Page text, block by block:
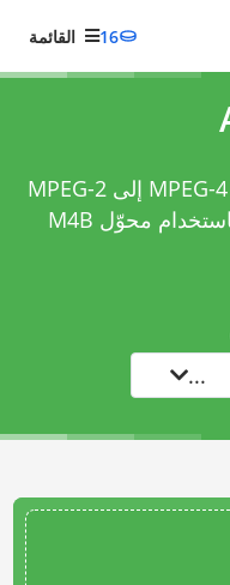
16 القائمة
حوّل ملفك من MPEG-4 Audio Book File إلى MPEG-2
محوّل M4B
...